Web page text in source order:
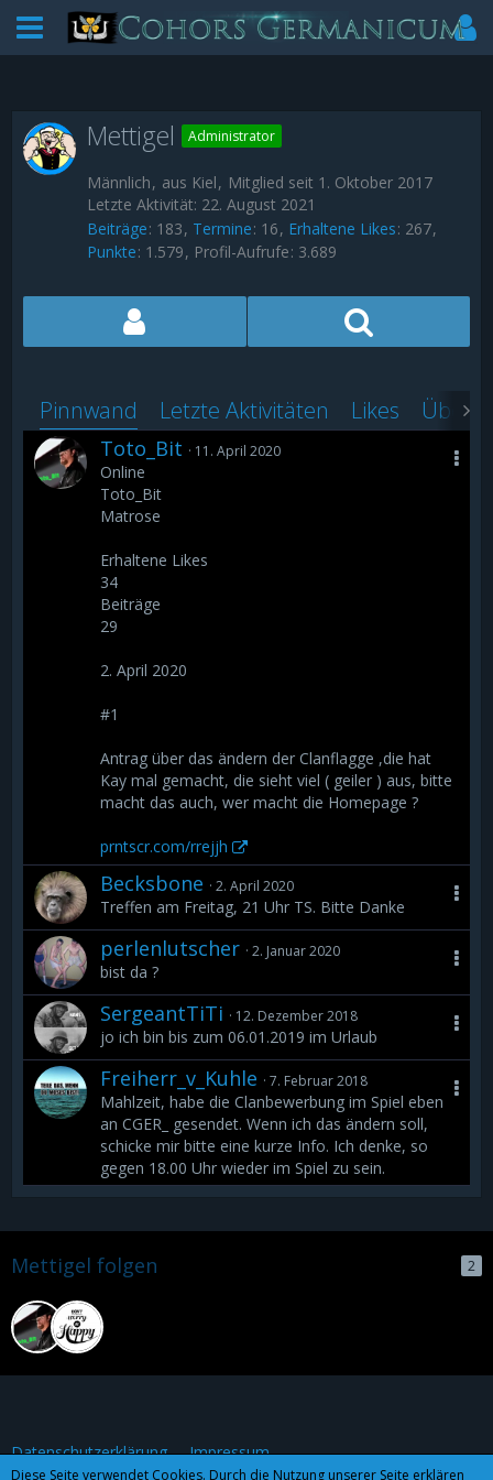
Mettigel Administrator
Männlich aus Kiel
Mitglied seit 1. Oktober 2017
Letzte Aktivität: 22. August 2021
Beiträge 183 Termine 16 Erhaltene Likes 267
Punkte 1.579 Profil-Aufrufe 3.689
Pinnwand Letzte Aktivitäten Likes Über
Toto_Bit 11. April 2020
Online
Toto_Bit
Matrose
Erhaltene Likes
34
Beiträge
29
2. April 2020
#1
Antrag über das ändern der Clanflagge ,die hat
Kay mal gemacht, die sieht viel ( geiler ) aus, bitte
macht das auch, wer macht die Homepage ?
prntscr.com/rrejjh
Becksbone 2. April 2020
Treffen am Freitag, 21 Uhr TS. Bitte Danke
perlenlutscher 2. Januar 2020
bist da ?
SergeantTiTi 12. Dezember 2018
jo ich bin bis zum 06.01.2019 im Urlaub
Freiherr_v_Kuhle 7. Februar 2018
Mahlzeit, habe die Clanbewerbung im Spiel eben
an CGER_ gesendet. Wenn ich das ändern soll,
schicke mir bitte eine kurze Info. Ich denke, so
gegen 18.00 Uhr wieder im Spiel zu sein.
Mettigel folgen 2
Datenschutzerklärung Impressum
Diese Seite verwendet Cookies. Durch die Nutzung unserer Seite erklären